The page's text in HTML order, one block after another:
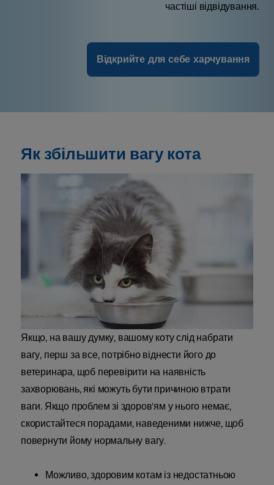
частіші відвідування.
Відкрийте для себе харчування
Як збільшити вагу кота
Якщо, на вашу думку, вашому коту слід набрати
вагу, перш за все, потрібно віднести його до
ветеринара, щоб перевірити на наявність
захворювань, які можуть бути причиною втрати
ваги. Якщо проблем зі здоров'ям у нього немає,
скористайтеся порадами, наведеними нижче, щоб
повернути йому нормальну вагу.
Можливо, здоровим котам із недостатньою